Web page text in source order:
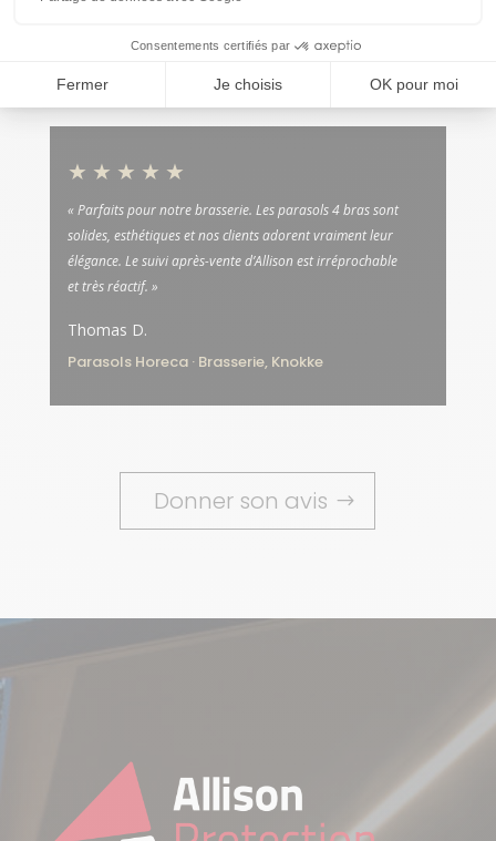
★★★★★
« Parfaits pour notre brasserie. Les parasols 4 bras sont
solides, esthétiques et nos clients adorent vraiment leur
élégance. Le suivi après-vente d’Allison est irréprochable
et très réactif. »
Thomas D.
Parasols Horeca · Brasserie, Knokke
Donner son avis